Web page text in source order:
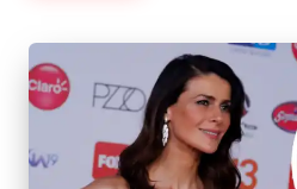
a
🔥
R
-
lacvc.com
-